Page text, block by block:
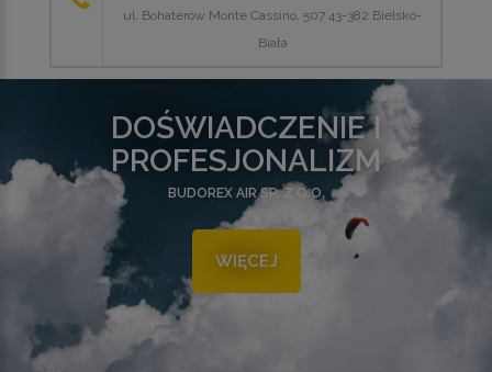
ul. Bohaterów Monte Cassino, 507 43-382 Bielsko-
Biała
DOŚWIADCZENIE I
PROFESJONALIZM
BUDOREX AIR SP. Z O.O.
WIĘCEJ